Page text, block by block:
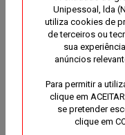
Unipessoal, lda
utiliza cookies de
de terceiros ou
sua
anúncios
Para permitir a
clique em
se pretender
clique em
HIDRATOS DE
44 g
dos quais: açúcares
4,4 g